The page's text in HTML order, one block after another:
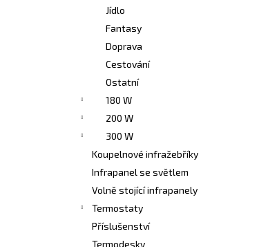
Jídlo
Fantasy
Doprava
Cestování
Ostatní
180 W
200 W
300 W
Koupelnové infražebříky
Infrapanel se světlem
Volně stojící infrapanely
Termostaty
Příslušenství
Termodesky